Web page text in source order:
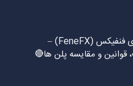
🔴چالش های فنفیکس (FeneFX) –
قوانین و مقایسه پلن ها🔴